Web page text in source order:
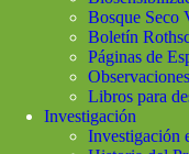
Bosque Seco
Boletín
Páginas de
Libros para
Investigación
Investigación